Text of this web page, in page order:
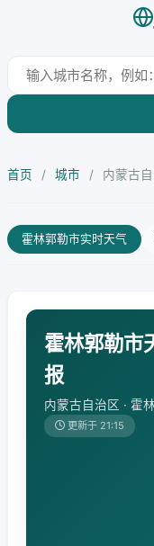
首页 / 城市 / 内蒙古
霍林郭勒市实时天气
霍林郭勒市
报
内蒙古自治区 · 霍
更新于 21:15